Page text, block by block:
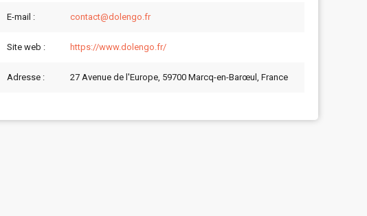
E-mail : contact@dolengo.fr
Site web : https://www.dolengo.fr/
Adresse : 27 Avenue de l'Europe, 59700 Marcq-en-Barœul, France